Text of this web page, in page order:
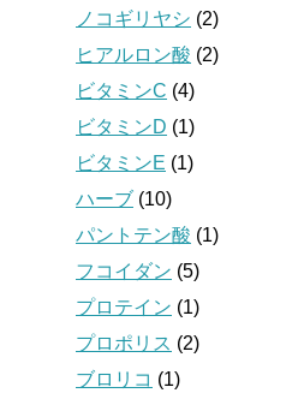
ノコギリヤシ (2)
ヒアルロン酸 (2)
ビタミンC (4)
ビタミンD (1)
ビタミンE (1)
ハーブ (10)
パントテン酸 (1)
フコイダン (5)
プロテイン (1)
プロポリス (2)
ブロリコ (1)